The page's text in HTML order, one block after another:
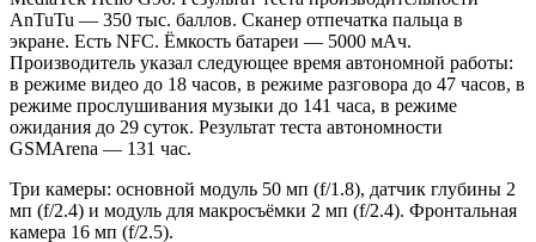
AnTuTu — 350 тыс. баллов. Сканер отпечатка пальца в
экране. Есть NFC. Ёмкость батареи — 5000 мАч.
Производитель указал следующее время автономной работы:
в режиме видео до 18 часов, в режиме разговора до 47 часов, в
режиме прослушивания музыки до 141 часа, в режиме
ожидания до 29 суток. Результат теста автономности
GSMArena — 131 час.
Три камеры: основной модуль 50 мп (f/1.8), датчик глубины 2
мп (f/2.4) и модуль для макросъёмки 2 мп (f/2.4). Фронтальная
камера 16 мп (f/2.5).